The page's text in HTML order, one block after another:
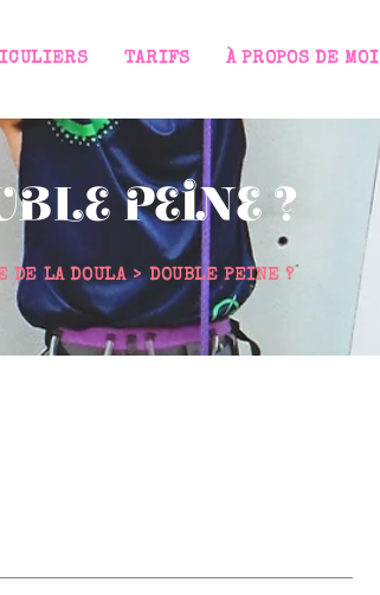
TARIFS À PROPOS DE MOI
PEINE ?
DE LA DOULA > DOUBLE PEINE ?